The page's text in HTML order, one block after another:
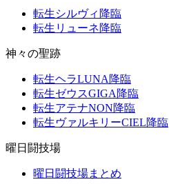
転生シルヴィ降臨
転生リューネ降臨
神々の聖跡
転生ヘラLUNA降臨
転生ゼウスGIGA降臨
転生アテナNON降臨
転生ヴァルキリーCIEL降臨
曜日闘技場
曜日闘技場まとめ